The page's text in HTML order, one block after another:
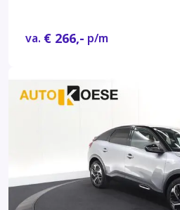
va. € 266,- p/m